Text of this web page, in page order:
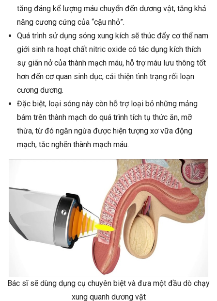
tăng đáng kể lượng máu chuyển đến dương vật, tăng khả
năng cương cứng của “cậu nhỏ”.
Quá trình sử dụng sóng xung kích sẽ thúc đẩy cơ thể nam
giới sinh ra hoạt chất nitric oxide có tác dụng kích thích
sự giãn nở của thành mạch máu, hỗ trợ máu lưu thông tốt
hơn đến cơ quan sinh dục, cải thiện tình trạng rối loạn
cương dương.
Đặc biệt, loại sóng này còn hỗ trợ loại bỏ những mảng
bám trên thành mạch do quá trình tích tụ thức ăn, mỡ
thừa, từ đó ngăn ngừa được hiện tượng xơ vữa động
mạch, tắc nghẽn thành mạch máu.
Bác sĩ sẽ dùng dụng cụ chuyên biệt và đưa một đầu dò chạy
xung quanh dương vật